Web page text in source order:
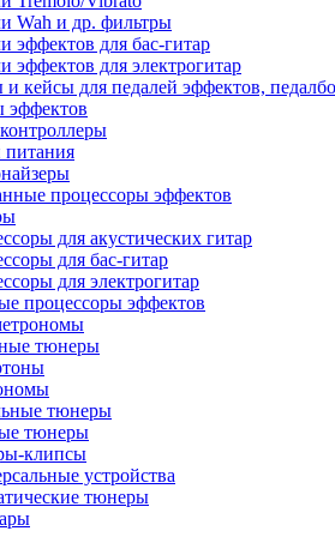
Wah и др. фильтры
эффектов для бас-гитар
эффектов для электрогитар
и кейсы для педалей эффектов,
эффектов
питания
процессоры эффектов
для акустических гитар
для бас-гитар
для электрогитар
процессоры эффектов
тюнеры
тюнеры
тюнеры
клипсы
устройства
тюнеры